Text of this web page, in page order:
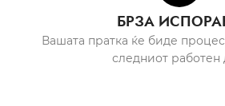
БРЗА
Вашата пратка ќе биде
следниот работен